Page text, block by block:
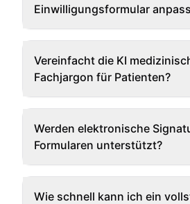
Einwilligungsformular
Vereinfacht die KI
Fachjargon für Patienten?
Werden elektronische
Formularen unterstützt?
Wie schnell kann ich ein